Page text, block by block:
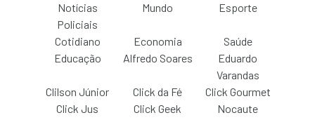
Notícias
Policiais
Mundo Esporte
Cotidiano Economia
Saúde
Educação
Alfredo Soares
Eduardo
Varandas
Clilson Júnior
Click da Fé
Click Gourmet
Click Jus
Click Geek Nocaute